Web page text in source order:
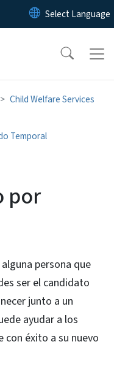
to main content
Child Welfare Services
Temporal
por
persona que
ser el candidato
junto a un
ayudar a los
con éxito a su nuevo